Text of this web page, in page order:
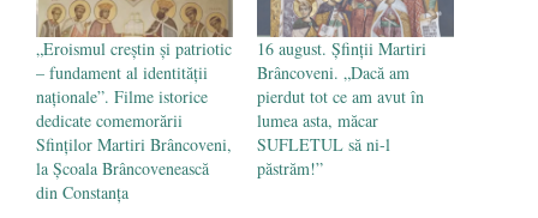
„Eroismul creștin și patriotic
– fundament al identității
naționale”. Filme istorice
dedicate comemorării
Sfinților Martiri Brâncoveni,
la Școala Brâncovenească
din Constanța
16 august. Șfinții Martiri
Brâncoveni. „Dacă am
pierdut tot ce am avut în
lumea asta, măcar
SUFLETUL să ni-l
păstrăm!”